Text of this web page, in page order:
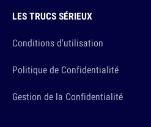
LES TRUCS SÉRIEUX
Conditions d'utilisation
Politique de Confidentialité
Gestion de la Confidentialité